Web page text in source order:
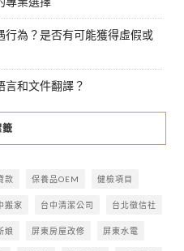
為？是否有可能獲得虛假或
言和文件翻譯？
籤
款 保養品OEM 健檢項目
搬家 台中清潔公司 台北徵信社
娘 屏東房屋改修 屏東水電